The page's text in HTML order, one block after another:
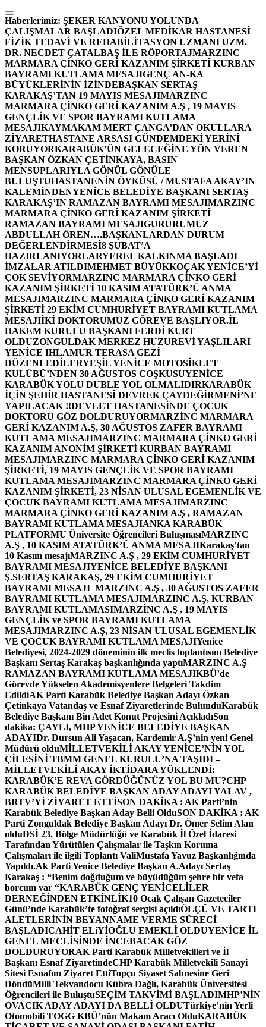
İçeriğe
atla
Haberlerimiz: ŞEKER KANYONU YOLUNDA
ÇALIŞMALAR BAŞLADIÖZEL MEDİKAR HASTANESİ
FİZİK TEDAVİ VE REHABİLİTASYON UZMANI UZM.
DR. NECDET ÇATALBAŞ İLE RÖPORTAJMARZINC
MARMARA ÇİNKO GERİ KAZANIM ŞİRKETİ KURBAN
BAYRAMI KUTLAMA MESAJIGENÇ AN-KA
BÜYÜKLERİNİN İZİNDEBAŞKAN SERTAŞ
KARAKAŞ’TAN 19 MAYIS MESAJIMARZINC
MARMARA ÇİNKO GERİ KAZANIM A.Ş , 19 MAYIS
GENÇLİK VE SPOR BAYRAMI KUTLAMA
MESAJIKAYMAKAM MERT ÇANGA’DAN OKULLARA
ZİYARETHASTANE ARSASI GÜNDEMDEKİ YERİNİ
KORUYORKARABÜK’ÜN GELECEĞİNE YÖN VEREN
BAŞKAN ÖZKAN ÇETİNKAYA, BASIN
MENSUPLARIYLA GÖNÜL GÖNÜLE
BULUŞTUHASTANENİN ÖYKÜSÜ / MUSTAFA AKAY’IN
KALEMİNDENYENİCE BELEDİYE BAŞKANI SERTAŞ
KARAKAŞ’IN RAMAZAN BAYRAMI MESAJIMARZINC
MARMARA ÇİNKO GERİ KAZANIM ŞİRKETİ
RAMAZAN BAYRAMI MESAJIGURURUMUZ
ABDULLAH ÖREN….BAŞKANLARDAN DURUM
DEĞERLENDİRMESİ8 ŞUBAT’A
HAZIRLANIYORLARYEREL KALKINMA BAŞLADI
İMZALAR ATILDIMEHMET BÜYÜKKOÇAK YENİCE’Yİ
ÇOK SEVİYORMARZINC MARMARA ÇİNKO GERİ
KAZANIM ŞİRKETİ 10 KASIM ATATÜRK’Ü ANMA
MESAJIMARZINC MARMARA ÇİNKO GERİ KAZANIM
ŞİRKETİ 29 EKİM CUMHURİYET BAYRAMI KUTLAMA
MESAJIİKİ DOKTORUMUZ GÖREVE BAŞLIYOR.İL
HAKEM KURULU BAŞKANI FERDİ KURT
OLDUZONGULDAK MERKEZ HUZUREVİ YAŞLILARI
YENİCE IHLAMUR TERASA GEZİ
DÜZENLEDİLERYEŞİL YENİCE MOTOSİKLET
KULÜBÜ’NDEN 30 AĞUSTOS COŞKUSUYENİCE
KARABÜK YOLU DUBLE YOL OLMALIDIRKARABÜK
İÇİN ŞEHİR HASTANESİ DEVREK ÇAYDEĞİRMENİ’NE
YAPILACAK !!DEVLET HASTANESİNDE ÇOCUK
DOKTORU GÖZ DOLDURUYORMARZİNC MARMARA
GERİ KAZANIM A.Ş, 30 AĞUSTOS ZAFER BAYRAMI
KUTLAMA MESAJIMARZINC MARMARA ÇİNKO GERİ
KAZANIM ANONİM ŞİRKETİ KURBAN BAYRAMI
MESAJIMARZINC MARMARA ÇİNKO GERİ KAZANIM
ŞİRKETİ, 19 MAYIS GENÇLİK VE SPOR BAYRAMI
KUTLAMA MESAJIMARZINC MARMARA ÇİNKO GERİ
KAZANIM ŞİRKETİ, 23 NİSAN ULUSAL EGEMENLİK VE
ÇOCUK BAYRAMI KUTLAMA MESAJIMARZINC
MARMARA ÇİNKO GERİ KAZANIM A.Ş , RAMAZAN
BAYRAMI KUTLAMA MESAJIANKA KARABÜK
PLATFORMU Üniversite Öğrencileri BuluşmasıMARZINC
A.Ş , 10 KASIM ATATÜRK’Ü ANMA MESAJIKarakaş’tan
10 Kasım mesajıMARZINC A.Ş , 29 EKİM CUMHURİYET
BAYRAMI MESAJIYENİCE BELEDİYE BAŞKANI
Ş.SERTAŞ KARAKAŞ, 29 EKİM CUMHURİYET
BAYRAMI MESAJI MARZINC A.Ş , 30 AĞUSTOS ZAFER
BAYRAMI KUTLAMA MESAJIMARZINC A.Ş, KURBAN
BAYRAMI KUTLAMASIMARZİNC A.Ş , 19 MAYIS
GENÇLİK ve SPOR BAYRAMI KUTLAMA
MESAJIMARZINC A.Ş, 23 NİSAN ULUSAL EGEMENLİK
VE ÇOCUK BAYRAMI KUTLAMA MESAJIYenice
Belediyesi, 2024-2029 döneminin ilk meclis toplantısını Belediye
Başkanı Sertaş Karakaş başkanlığında yaptıMARZINC A.Ş
RAMAZAN BAYRAMI KUTLAMA MESAJIKBÜ’de
Görevde Yükselen Akademisyenlere Belgeleri Takdim
EdildiAK Parti Karabük Belediye Başkan Adayı Özkan
Çetinkaya Vatandaş ve Esnaf Ziyaretlerinde BulunduKarabük
Belediye Başkanı Bin Adet Konut Projesini AçıkladıSon
dakika: ÇAYLI, MHP YENİCE BELEDİYE BAŞKAN
ADAYIDr. Dursun Ali Yaşacan, Kardemir A.Ş’nin yeni Genel
Müdürü olduMİLLETVEKİLİ AKAY YENİCE’NİN YOL
ÇİLESİNİ TBMM GENEL KURULU’NA TAŞIDI –
MİLLETVEKİLİ AKAY İKTİDARA YÜKLENDİ:
KARABÜK’E REVA GÖRDÜĞÜNÜZ YOL BU MU?CHP
KARABÜK BELEDİYE BAŞKAN ADAY ADAYI YALAV ,
BRTV’Yİ ZİYARET ETTİSON DAKİKA : AK Parti’nin
Karabük Belediye Başkan Aday Belli OlduSON DAKİKA : AK
Parti Zonguldak Belediye Başkan Adayı Dr. Ömer Selim Alan
olduDSİ 23. Bölge Müdürlüğü ve Karabük İl Özel İdaresi
Tarafından Yürütülen Çalışmalar ile Taşkın Koruma
Çalışmaları ile ilgili Toplantı ValiMustafa Yavuz Başkanlığında
Yapıldı.Ak Parti Yenice Belediye Başkan A.Adayı Sertaş
Karakaş : “Benim doğduğum ve büyüdüğüm şehre bir vefa
borcum var “KARABÜK GENÇ YENİCELİLER
DERNEĞİNDEN ETKİNLİK10 Ocak Çalışan Gazeteciler
Günü’nde Karabük’te fotoğraf sergisi açıldıÖLÇÜ VE TARTI
ALETLERİNİN BEYANNAME VERME SÜRECİ
BAŞLADICAHİT ELiYİOĞLU EMEKLİ OLDUYENİCE İL
GENEL MECLİSİNDE İNCEBACAK GÖZ
DOLDURUYORAK Parti Karabük Milletvekilleri ve İl
Başkanı Esnaf ZiyaretindeCHP Karabük Milletvekili Sanayi
Sitesi Esnafını Ziyaret EttiTopçu Siyaset Sahnesine Geri
DöndüMilli Tekvandocu Kübra Dağlı, Karabük Üniversitesi
Öğrencileri ile BuluştuSEÇİM TAKVİMİ BAŞLADIMHP’NİN
OVACIK ADAY ADAYI DA BELLİ OLDUTürkiye’nin Yerli
Otomobili TOGG KBÜ’nün Makam Aracı OlduKARABÜK